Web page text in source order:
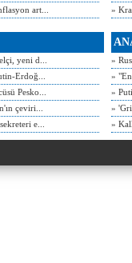
art...
»
yeni d...
Erdoğ...
Pesko...
çeviri...
e...
»
»
»
»
»